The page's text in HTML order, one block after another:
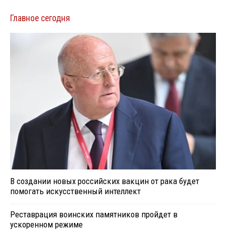
Главное сегодня
В создании новых российских вакцин от рака будет
помогать искусственный интеллект
Реставрация воинских памятников пройдет в
ускоренном режиме